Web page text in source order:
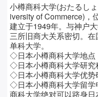
小樽商科大学(おたるし
iversity of Commerce)，
建立于1949年。与神户
三所旧商大关系密切。
单科大学。
◇日本小樽商科大学地点
◇日本小樽商科大学研究
◇日本小樽商科大学优势
◇日本小樽商科大学留学
商科大学绝对可以跻身